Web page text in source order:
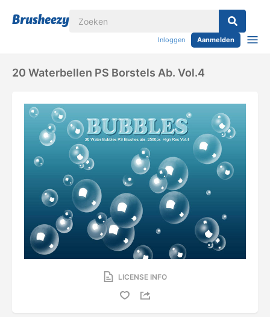
Inloggen Aanmelden
20 Waterbellen PS Borstels Ab. Vol.4
LICENSE INFO